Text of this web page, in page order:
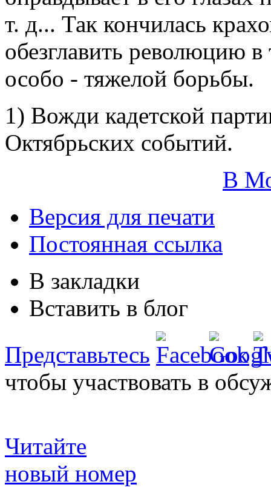
т. д... Так кончилась
обезглавить революцию
особо - тяжелой борьбы.
1) Вожди кадетской
Октябрьских событий.
В
Версия для печати
Постоянная ссылка
В закладки
Вставить в блог
Представьтесь
чтобы участвовать в
Читайте
новый номер